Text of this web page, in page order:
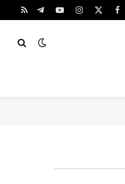
فيسبوك
X
الانستغراميوتيوبتيلقرامRSS